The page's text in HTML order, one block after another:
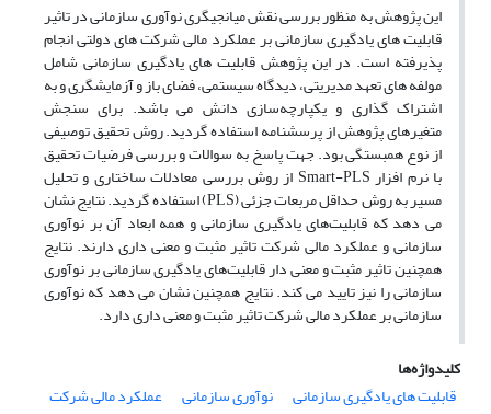
این پژوهش به منظور بررسی نقش میانجیگری نوآوری سازمانی در تاثیر
قابلیت های یادگیری سازمانی بر عملکرد مالی شرکت های دولتی انجام
پذیرفته است. در این پژوهش قابلیت های یادگیری سازمانی شامل
مولفه های تعهد مدیریتی، دیدگاه سیستمی، فضای باز و آزمایشگری و به
اشتراک گذاری و یکپارچه‌سازی دانش می باشد. برای سنجش
متغیرهای پژوهش از پرسشنامه استفاده گردید. روش تحقیق توصیفی
از نوع همبستگی بود. جهت پاسخ به سوالات و بررسی فرضیات تحقیق
با نرم افزار Smart-PLS از روش بررسی معادلات ساختاری و تحلیل
مسیر به روش حداقل مربعات جزئی (PLS) استفاده گردید. نتایج نشان
می دهد که قابلیت‌های یادگیری سازمانی و همه ابعاد آن بر نوآوری
سازمانی و عملکرد مالی شرکت تاثیر مثبت و معنی داری دارند. نتایج
همچنین تاثیر مثبت و معنی دار قابلیت‌های یادگیری سازمانی بر نوآوری
سازمانی را نیز تایید می کند. نتایج همچنین نشان می دهد که نوآوری
سازمانی بر عملکرد مالی شرکت تاثیر مثبت و معنی داری دارد.
کلیدواژه‌ها
قابلیت های یادگیری سازمانی
نوآوری سازمانی
عملکرد مالی شرکت